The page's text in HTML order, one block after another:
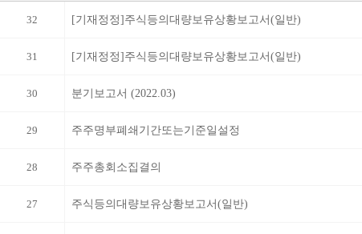
32 [기재정정]주식등의대량보유상황보고서(일반)
31 [기재정정]주식등의대량보유상황보고서(일반)
30 분기보고서 (2022.03)
29 주주명부폐쇄기간또는기준일설정
28 주주총회소집결의
27 주식등의대량보유상황보고서(일반)